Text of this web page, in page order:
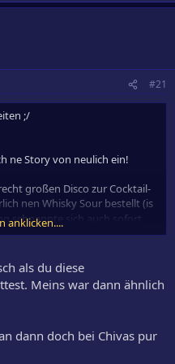
#21
;/
ne Story von neulich ein!
großen Disco zur Cocktail-
nen Whisky Sour bestellt (is
schnappte sich auch sofort
füllte 4cl ein. Soweit so gut,
mit Mineralwasser
Cocktail geringfügig
ihrem
anklicken....
als du diese
Meins war dann ähnlich
dann doch bei Chivas pur